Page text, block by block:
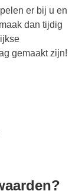
er bij u en
dan tijdig
gemaakt zijn!